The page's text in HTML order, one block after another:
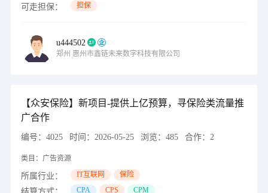
可走担保： 担保
u444502
郑州 惠州市鑫链未来数字科技有限公司
【众安保险】新项目-提供上亿预算，寻保险类流量推
广合作
编号： 4025 时间： 2026-05-25 浏览： 485 合作： 2
类目： 广告资源
所属行业： IT互联网 保险
CPA CPS CPM